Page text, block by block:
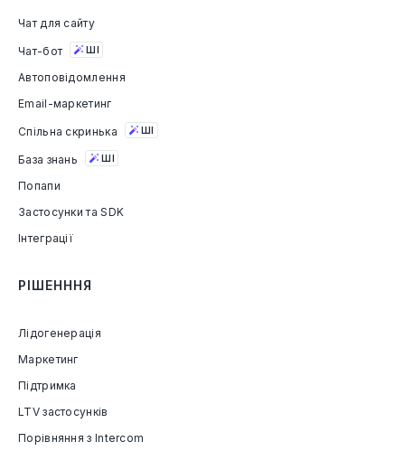
Чат для сайту
Чат-бот ШІ
Автоповідомлення
Email-маркетинг
Спільна скринька ШІ
База знань ШІ
Попапи
Застосунки та SDK
Інтеграції
РІШЕНННЯ
Лідогенерація
Маркетинг
Підтримка
LTV застосунків
Порівняння з Intercom